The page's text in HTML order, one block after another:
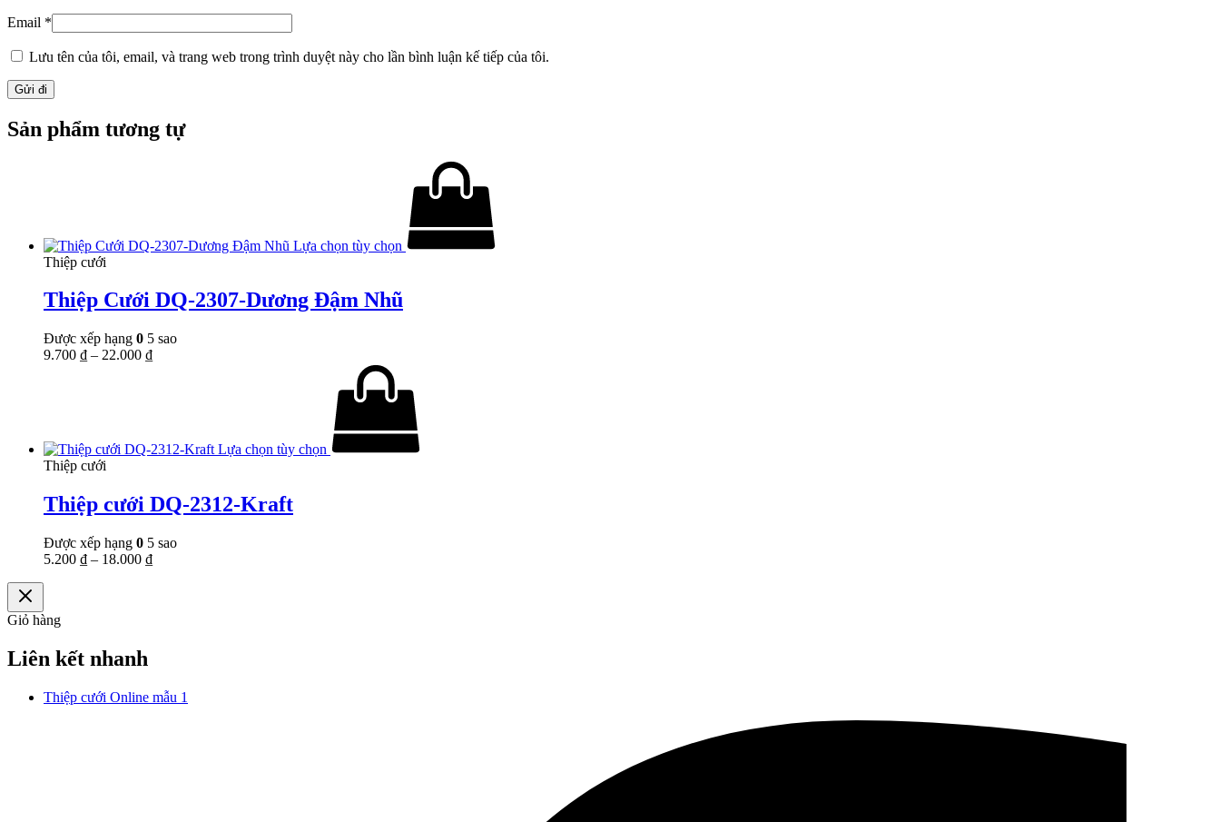
Email *
Lưu tên của tôi, email, và trang web trong trình duyệt này cho lần bình luận kế tiếp của tôi.
Sản phẩm tương tự
Lựa chọn tùy chọn
Thiệp cưới
Thiệp Cưới DQ-2307-Dương Đậm Nhũ
Được xếp hạng 0 5 sao
9.700 ₫ – 22.000 ₫
Lựa chọn tùy chọn
Thiệp cưới
Thiệp cưới DQ-2312-Kraft
Được xếp hạng 0 5 sao
5.200 ₫ – 18.000 ₫
Giỏ hàng
Liên kết nhanh
Thiệp cưới Online mẫu 1